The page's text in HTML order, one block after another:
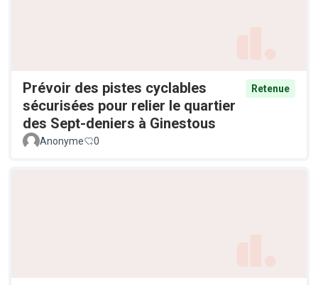
Prévoir des pistes cyclables
sécurisées pour relier le quartier
des Sept-deniers à Ginestous
Retenue
Anonyme 0